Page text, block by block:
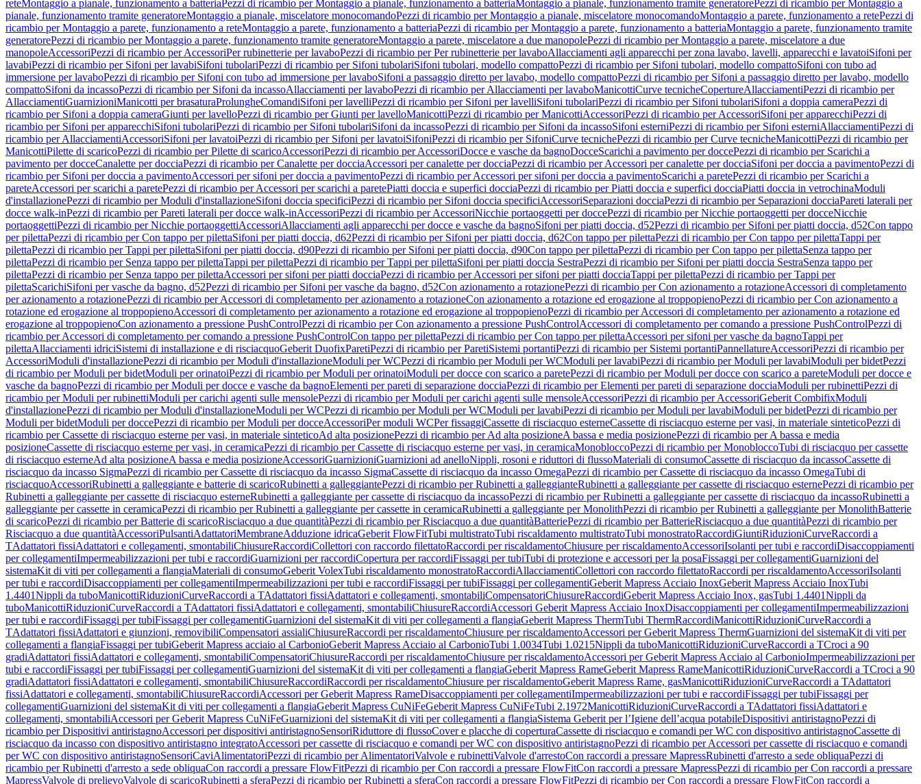
reteMontaggio a pianale, funzionamento a batteriaPezzi di ricambio per Montaggio a pianale, funzionamento a batteriaMontaggio a pianale, funzionamento tramite generatorePezzi di ricambio per Montaggio a
pianale, funzionamento tramite generatoreMontaggio a pianale, miscelatore monocomandoPezzi di ricambio per Montaggio a pianale, miscelatore monocomandoMontaggio a parete, funzionamento a retePezzi di
ricambio per Montaggio a parete, funzionamento a reteMontaggio a parete, funzionamento a batteriaPezzi di ricambio per Montaggio a parete, funzionamento a batteriaMontaggio a parete, funzionamento tramite
generatorePezzi di ricambio per Montaggio a parete, funzionamento tramite generatoreMontaggio a parete, miscelatore a due manopolePezzi di ricambio per Montaggio a parete, miscelatore a due
manopoleAccessoriPezzi di ricambio per AccessoriPer rubinetterie per lavaboPezzi di ricambio per Per rubinetterie per lavaboAllacciamenti agli apparecchi per zona lavabo, lavelli, apparecchi e lavatoiSifoni per
lavabiPezzi di ricambio per Sifoni per lavabiSifoni tubolariPezzi di ricambio per Sifoni tubolariSifoni tubolari, modello compattoPezzi di ricambio per Sifoni tubolari, modello compattoSifoni con tubo ad
immersione per lavaboPezzi di ricambio per Sifoni con tubo ad immersione per lavaboSifoni a passaggio diretto per lavabo, modello compattoPezzi di ricambio per Sifoni a passaggio diretto per lavabo, modello
compattoSifoni da incassoPezzi di ricambio per Sifoni da incassoAllacciamenti per lavaboPezzi di ricambio per Allacciamenti per lavaboManicottiCurve tecnicheCopertureAllacciamentiPezzi di ricambio per
AllacciamentiGuarnizioniManicotti per brasaturaProlungheComandiSifoni per lavelliPezzi di ricambio per Sifoni per lavelliSifoni tubolariPezzi di ricambio per Sifoni tubolariSifoni a doppia cameraPezzi di
ricambio per Sifoni a doppia cameraGiunti per lavelloPezzi di ricambio per Giunti per lavelloManicottiPezzi di ricambio per ManicottiAccessoriPezzi di ricambio per AccessoriSifoni per apparecchiPezzi di
ricambio per Sifoni per apparecchiSifoni tubolariPezzi di ricambio per Sifoni tubolariSifoni da incassoPezzi di ricambio per Sifoni da incassoSifoni esterniPezzi di ricambio per Sifoni esterniAllacciamentiPezzi di
ricambio per AllacciamentiAccessoriSifoni per lavatoiPezzi di ricambio per Sifoni per lavatoiSifoniPezzi di ricambio per SifoniCurve tecnichePezzi di ricambio per Curve tecnicheManicottiPezzi di ricambio per
ManicottiPilette di scaricoPezzi di ricambio per Pilette di scaricoAccessoriPezzi di ricambio per AccessoriDocce e vasche da bagnoDocceScarichi a pavimento per doccePezzi di ricambio per Scarichi a
pavimento per docceCanalette per docciaPezzi di ricambio per Canalette per docciaAccessori per canalette per docciaPezzi di ricambio per Accessori per canalette per docciaSifoni per doccia a pavimentoPezzi di
ricambio per Sifoni per doccia a pavimentoAccessori per sifoni per doccia a pavimentoPezzi di ricambio per Accessori per sifoni per doccia a pavimentoScarichi a paretePezzi di ricambio per Scarichi a
pareteAccessori per scarichi a paretePezzi di ricambio per Accessori per scarichi a paretePiatti doccia e superfici docciaPezzi di ricambio per Piatti doccia e superfici docciaPiatti doccia in vetrochinaModuli
d'installazionePezzi di ricambio per Moduli d'installazioneSifoni doccia specificiPezzi di ricambio per Sifoni doccia specificiAccessoriSeparazioni docciaPezzi di ricambio per Separazioni docciaPareti laterali per
docce walk-inPezzi di ricambio per Pareti laterali per docce walk-inAccessoriPezzi di ricambio per AccessoriNicchie portaoggetti per doccePezzi di ricambio per Nicchie portaoggetti per docceNicchie
portaoggettiPezzi di ricambio per Nicchie portaoggettiAccessoriAllacciamenti agli apparecchi per docce e vasche da bagnoSifoni per piatti doccia, d52Pezzi di ricambio per Sifoni per piatti doccia, d52Con tappo
per pilettaPezzi di ricambio per Con tappo per pilettaSifoni per piatti doccia, d62Pezzi di ricambio per Sifoni per piatti doccia, d62Con tappo per pilettaPezzi di ricambio per Con tappo per pilettaTappi per
pilettaPezzi di ricambio per Tappi per pilettaSifoni per piatti doccia, d90Pezzi di ricambio per Sifoni per piatti doccia, d90Con tappo per pilettaPezzi di ricambio per Con tappo per pilettaSenza tappo per
pilettaPezzi di ricambio per Senza tappo per pilettaTappi per pilettaPezzi di ricambio per Tappi per pilettaSifoni per piatti doccia SestraPezzi di ricambio per Sifoni per piatti doccia SestraSenza tappo per
pilettaPezzi di ricambio per Senza tappo per pilettaAccessori per sifoni per piatti docciaPezzi di ricambio per Accessori per sifoni per piatti docciaTappi per pilettaPezzi di ricambio per Tappi per
pilettaScarichiSifoni per vasche da bagno, d52Pezzi di ricambio per Sifoni per vasche da bagno, d52Con azionamento a rotazionePezzi di ricambio per Con azionamento a rotazioneAccessori di completamento
per azionamento a rotazionePezzi di ricambio per Accessori di completamento per azionamento a rotazioneCon azionamento a rotazione ed erogazione al troppopienoPezzi di ricambio per Con azionamento a
rotazione ed erogazione al troppopienoAccessori di completamento per azionamento a rotazione ed erogazione al troppopienoPezzi di ricambio per Accessori di completamento per azionamento a rotazione ed
erogazione al troppopienoCon azionamento a pressione PushControlPezzi di ricambio per Con azionamento a pressione PushControlAccessori di completamento per comando a pressione PushControlPezzi di
ricambio per Accessori di completamento per comando a pressione PushControlCon tappo per pilettaPezzi di ricambio per Con tappo per pilettaAccessori per sifoni per vasche da bagnoTappi per
pilettaAllacciamenti idriciSistemi di installazione e di risciacquoGeberit DuofixParetiPezzi di ricambio per ParetiSistemi portantiPezzi di ricambio per Sistemi portantiPannellatureAccessoriPezzi di ricambio per
AccessoriModuli d'installazionePezzi di ricambio per Moduli d'installazioneModuli per WCPezzi di ricambio per Moduli per WCModuli per lavabiPezzi di ricambio per Moduli per lavabiModuli per bidetPezzi
di ricambio per Moduli per bidetModuli per orinatoiPezzi di ricambio per Moduli per orinatoiModuli per docce con scarico a paretePezzi di ricambio per Moduli per docce con scarico a pareteModuli per docce e
vasche da bagnoPezzi di ricambio per Moduli per docce e vasche da bagnoElementi per pareti di separazione docciaPezzi di ricambio per Elementi per pareti di separazione docciaModuli per rubinettiPezzi di
ricambio per Moduli per rubinettiModuli per carichi agenti sulle mensolePezzi di ricambio per Moduli per carichi agenti sulle mensoleAccessoriPezzi di ricambio per AccessoriGeberit CombifixModuli
d'installazionePezzi di ricambio per Moduli d'installazioneModuli per WCPezzi di ricambio per Moduli per WCModuli per lavabiPezzi di ricambio per Moduli per lavabiModuli per bidetPezzi di ricambio per
Moduli per bidetModuli per doccePezzi di ricambio per Moduli per docceAccessoriPer moduli WCPer fissaggiCassette di risciacquo esterneCassette di risciacquo esterne per vasi, in materiale sinteticoPezzi di
ricambio per Cassette di risciacquo esterne per vasi, in materiale sinteticoAd alta posizionePezzi di ricambio per Ad alta posizioneA bassa e media posizionePezzi di ricambio per A bassa e media
posizioneCassette di risciacquo esterne per vasi, in ceramicaPezzi di ricambio per Cassette di risciacquo esterne per vasi, in ceramicaMonobloccoPezzi di ricambio per MonobloccoTubi di risciacquo per cassette
di risciacquo esterneAd alta posizioneA bassa e media posizioneAccessoriGuarnizioniGuarnizioni ad anelloNippli, rosoni e riduttori di flussoMateriali di consumoCassette di risciacquo da incassoCassette di
risciacquo da incasso SigmaPezzi di ricambio per Cassette di risciacquo da incasso SigmaCassette di risciacquo da incasso OmegaPezzi di ricambio per Cassette di risciacquo da incasso OmegaTubi di
risciacquoAccessoriRubinetti a galleggiante e batterie di scaricoRubinetti a galleggiantePezzi di ricambio per Rubinetti a galleggianteRubinetti a galleggiante per cassette di risciacquo esternePezzi di ricambio per
Rubinetti a galleggiante per cassette di risciacquo esterneRubinetti a galleggiante per cassette di risciacquo da incassoPezzi di ricambio per Rubinetti a galleggiante per cassette di risciacquo da incassoRubinetti a
galleggiante per cassette in ceramicaPezzi di ricambio per Rubinetti a galleggiante per cassette in ceramicaRubinetti a galleggiante per MonolithPezzi di ricambio per Rubinetti a galleggiante per MonolithBatterie
di scaricoPezzi di ricambio per Batterie di scaricoRisciacquo a due quantitàPezzi di ricambio per Risciacquo a due quantitàBatteriePezzi di ricambio per BatterieRisciacquo a due quantitàPezzi di ricambio per
Risciacquo a due quantitàAccessoriPulsantiAdattatoriMembraneAdduzione idricaGeberit FlowFitTubi multistratoTubi riscaldamento multistratoTubi monostratoRaccordiGiuntiRiduzioniCurveRaccordi a
TAdattatori fissiAdattatori e collegamenti, smontabiliChiusureRaccordiCollettori con raccordo filettatoRaccordi per riscaldamentoChiusure per riscaldamentoAccessoriIsolanti per tubi e raccordiDisaccoppiamenti
per collegamentiImpermeabilizzazioni per tubi e raccordiGuarnizioni per raccordiCopertura per raccordiFissaggi per tubiTubi di protezione e accessori per la posaFissaggi per collegamentiGuarnizioni del
sistemaKit di viti per collegamenti a flangiaMateriali di consumoGeberit VolexTubi riscaldamento monostratoRaccordiAllacciamentiCollettori con raccordo filettatoRaccordi per riscaldamentoAccessoriIsolanti
per tubi e raccordiDisaccoppiamenti per collegamentiImpermeabilizzazioni per tubi e raccordiFissaggi per tubiFissaggi per collegamentiGeberit Mapress Acciaio InoxGeberit Mapress Acciaio InoxTubi
1.4401Nippli da tuboManicottiRiduzioniCurveRaccordi a TAdattatori fissiAdattatori e collegamenti, smontabiliCompensatoriChiusureRaccordiGeberit Mapress Acciaio Inox, gasTubi 1.4401Nippli da
tuboManicottiRiduzioniCurveRaccordi a TAdattatori fissiAdattatori e collegamenti, smontabiliChiusureRaccordiAccessori Geberit Mapress Acciaio InoxDisaccoppiamenti per collegamentiImpermeabilizzazioni
per tubi e raccordiFissaggi per tubiFissaggi per collegamentiGuarnizioni del sistemaKit di viti per collegamenti a flangiaGeberit Mapress ThermTubi ThermRaccordiManicottiRiduzioniCurveRaccordi a
TAdattatori fissiAdattatori e giunzioni, removibiliCompensatori assialiChiusureRaccordi per riscaldamentoChiusure per riscaldamentoAccessori per Geberit Mapress ThermGuarnizioni del sistemaKit di viti per
collegamenti a flangiaFissaggi per tubiGeberit Mapress acciaio al CarbonioGeberit Mapress Acciaio al CarbonioTubi 1.0034Tubi 1.0215Nippli da tuboManicottiRiduzioniCurveRaccordi a TCroci a 90
gradiAdattatori fissiAdattatori e collegamenti, smontabiliCompensatoriChiusureRaccordi per riscaldamentoChiusure per riscaldamentoAccessori per Geberit Mapress Acciaio al CarbonioImpermeabilizzazioni per
tubi e raccordiFissaggi per tubiFissaggi per collegamentiGuarnizioni del sistemaKit di viti per collegamenti a flangiaGeberit Mapress RameGeberit Mapress RameManicottiRiduzioniCurveRaccordi a TCroci a 90
gradiAdattatori fissiAdattatori e collegamenti, smontabiliChiusureRaccordiRaccordi per riscaldamentoChiusure per riscaldamentoGeberit Mapress Rame, gasManicottiRiduzioniCurveRaccordi a TAdattatori
fissiAdattatori e collegamenti, smontabiliChiusureRaccordiAccessori per Geberit Mapress RameDisaccoppiamenti per collegamentiImpermeabilizzazioni per tubi e raccordiFissaggi per tubiFissaggi per
collegamentiGuarnizioni del sistemaKit di viti per collegamenti a flangiaGeberit Mapress CuNiFeGeberit Mapress CuNiFeTubi 2.1972ManicottiRiduzioniCurveRaccordi a TAdattatori fissiAdattatori e
collegamenti, smontabiliAccessori per Geberit Mapress CuNiFeGuarnizioni del sistemaKit di viti per collegamenti a flangiaSistema Geberit per l’Igiene dell’acqua potabileDispositivi antiristagnoPezzi di
ricambio per Dispositivi antiristagnoAccessori per dispositivi antiristagnoSensoriRiduttore di flussoCover e placche di coperturaCassette di risciacquo e comandi per WC con dispositivo antiristagnoCassette di
risciacquo da incasso con dispositivo antiristagno integratoAccessori per cassette di risciacquo e comandi per WC con dispositivo antiristagnoPezzi di ricambio per Accessori per cassette di risciacquo e comandi
per WC con dispositivo antiristagnoSensoriCaviAlimentatoriPezzi di ricambio per AlimentatoriValvole e rubinettiValvole d'arrestoCon raccordi a pressare MapressRubinetti d'arresto a sede obliquaPezzi di
ricambio per Rubinetti d'arresto a sede obliquaCon raccordi a pressare FlowFitPezzi di ricambio per Con raccordi a pressare FlowFitCon raccordi a pressare MapressPezzi di ricambio per Con raccordi a pressare
MapressValvole di prelievoValvole di scaricoRubinetti a sferaPezzi di ricambio per Rubinetti a sferaCon raccordi a pressare FlowFitPezzi di ricambio per Con raccordi a pressare FlowFitCon raccordi a